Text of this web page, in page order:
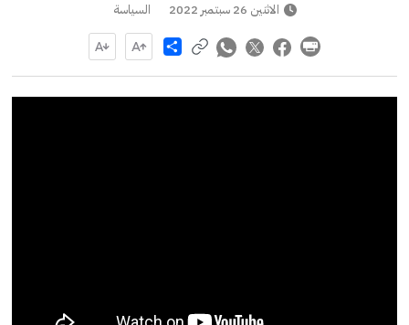
الاثنين 26 سبتمبر 2022 السياسة
Share